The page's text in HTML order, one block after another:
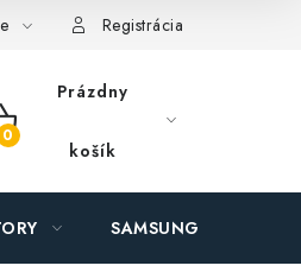
Zľavy pre profíkov
Registrácia
Prázdny
košík
SAMSUNG SVIETIDLÁ